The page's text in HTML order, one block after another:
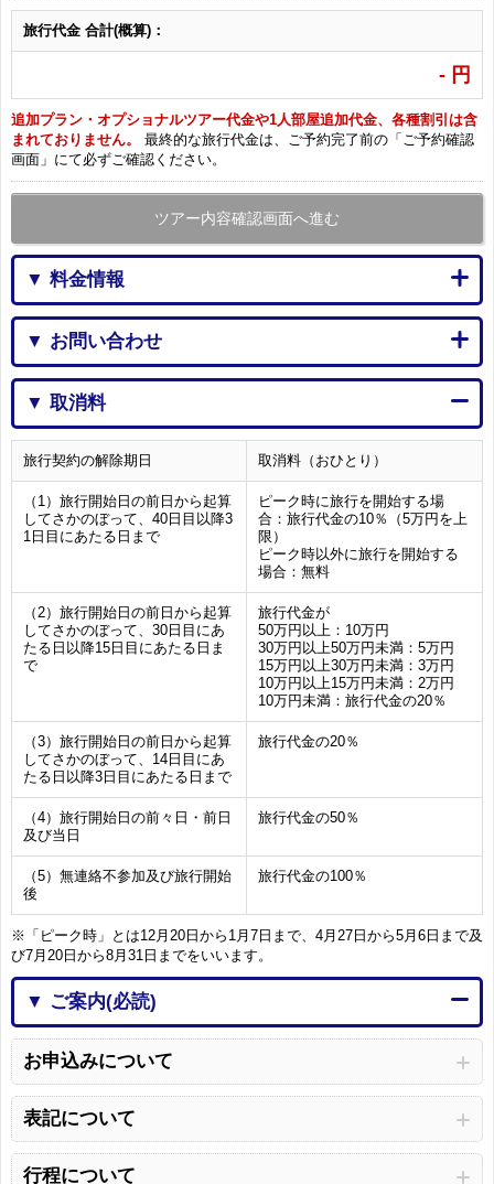
旅行代金 合計(概算)：
- 円
追加プラン・オプショナルツアー代金や1人部屋追加代金、各種割引は含
まれておりません。
最終的な旅行代金は、ご予約完了前の「ご予約確認
画面」にて必ずご確認ください。
ツアー内容確認画面へ進む
▼ 料金情報
▼ お問い合わせ
▼ 取消料
旅行契約の解除期日 取消料（おひとり）
（1）旅行開始日の前日から起算
してさかのぼって、40日目以降3
1日目にあたる日まで
ピーク時に旅行を開始する場
合：旅行代金の10％（5万円を上
限）
ピーク時以外に旅行を開始する
場合：無料
（2）旅行開始日の前日から起算
してさかのぼって、30日目にあ
たる日以降15日目にあたる日ま
で
旅行代金が
50万円以上：10万円
30万円以上50万円未満：5万円
15万円以上30万円未満：3万円
10万円以上15万円未満：2万円
10万円未満：旅行代金の20％
（3）旅行開始日の前日から起算
してさかのぼって、14日目にあ
たる日以降3日目にあたる日まで
旅行代金の20％
（4）旅行開始日の前々日・前日
及び当日
旅行代金の50％
（5）無連絡不参加及び旅行開始
後
旅行代金の100％
※「ピーク時」とは12月20日から1月7日まで、4月27日から5月6日まで及
び7月20日から8月31日までをいいます。
▼ ご案内(必読)
お申込みについて
表記について
行程について